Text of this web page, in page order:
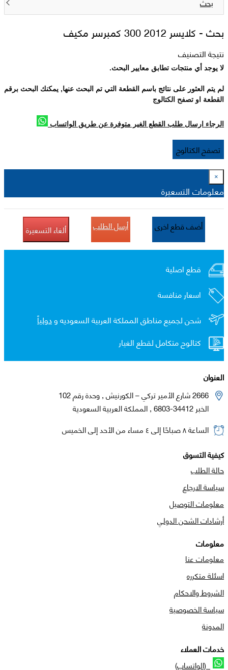
بحث - كلايسر 2012 300 كمبرسر مكيف
نتيجة التصنيف
لا يوجد أي منتجات تطابق معايير البحث.
لم يتم العثور على نتائج باسم القطعة التي تم البحث عنها, يمكنك البحث برقم
القطعة او تصفح الكتالوج
الرجاء ارسال طلب القطع الغير متوفرة عن طريق الواتساب
تصفح الكتالوج
×
معلومات التسعيرة
أضف قطع اخرى أرسل الطلب ألغاء التسعيرة
قطع اصلية
اسعار منافسة
شحن لجميع مناطق المملكة العربية السعوديه ودولياً
كتالوج متكامل لقطع الغيار
العنوان
2666 شارع الأمير تركي – الكورنيش , وحدة رقم 102
الخبر 34412-6803 , المملكة العربية السعودية
الساعة ٨ صباحًا إلى ٤ مساء من الأحد إلى الخميس
كيفية التسوق
حالة الطلب
سياسة الارجاع
معلومات التوصيل
أرشادات الشحن الدولي
معلومات
معلومات عنا
اسئلة متكرره
الشروط والاحكام
سياسة الخصوصية
المدونة
خدمات العملاء
(الواتساب)